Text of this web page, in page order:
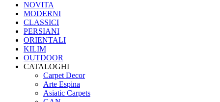
NOVITA
MODERNI
CLASSICI
PERSIANI
ORIENTALI
KILIM
OUTDOOR
CATALOGHI
Carpet Decor
Arte Espina
Asiatic Carpets